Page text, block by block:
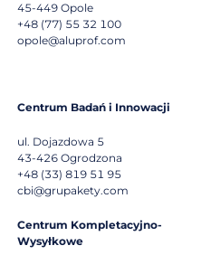
45-449 Opole
+48 (77) 55 32 100
opole@aluprof.com
Centrum Badań i Innowacji
ul. Dojazdowa 5
43-426 Ogrodzona
+48 (33) 819 51 95
cbi@grupakety.com
Centrum Kompletacyjno-
Wysyłkowe